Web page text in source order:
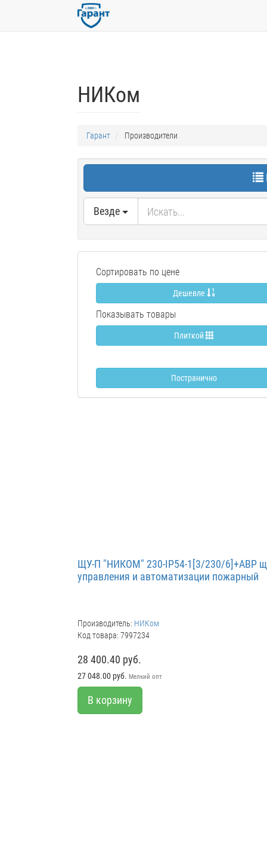
НИКом
Гарант Производители
Везде
Сортировать по цене
Дешевле
Показывать товары
Плиткой
Постранично
ЩУ-П "НИКОМ" 230-IP54-1[3/230/6]+АВР
управления и автоматизации пожарный
Производитель: НИКом
Код товара: 7997234
28 400.40 руб.
27 048.00 руб. Мелкий опт
В корзину